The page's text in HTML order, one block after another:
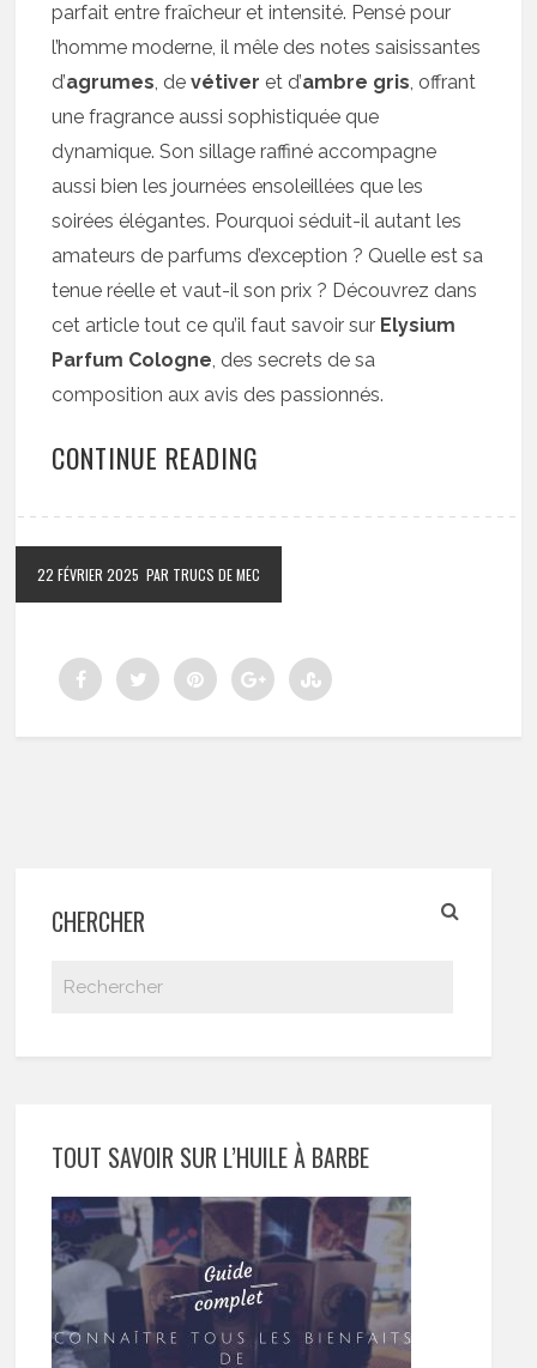
parfait entre fraîcheur et intensité. Pensé pour
l’homme moderne, il mêle des notes saisissantes
d’agrumes, devétiver et d’ambre gris, offrant
une fragrance aussi sophistiquée que
dynamique. Son sillage raffiné accompagne
aussi bien les journées ensoleillées que les
soirées élégantes. Pourquoi séduit-il autant les
amateurs de parfums d’exception ? Quelle est sa
tenue réelle et vaut-il son prix ? Découvrez dans
cet article tout ce qu’il faut savoir sur Elysium
Parfum Cologne, des secrets de sa
composition aux avis des passionnés.
CONTINUE READING
22 FÉVRIER 2025 PAR TRUCS DE MEC
CHERCHER
TOUT SAVOIR SUR L’HUILE À BARBE